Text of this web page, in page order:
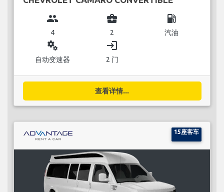
group
4
business_center
2
local_gas_station
汽油
miscellaneous_services
自动变速器
login
2 门
查看详情...
15座客车